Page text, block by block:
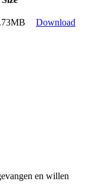
Download
en willen